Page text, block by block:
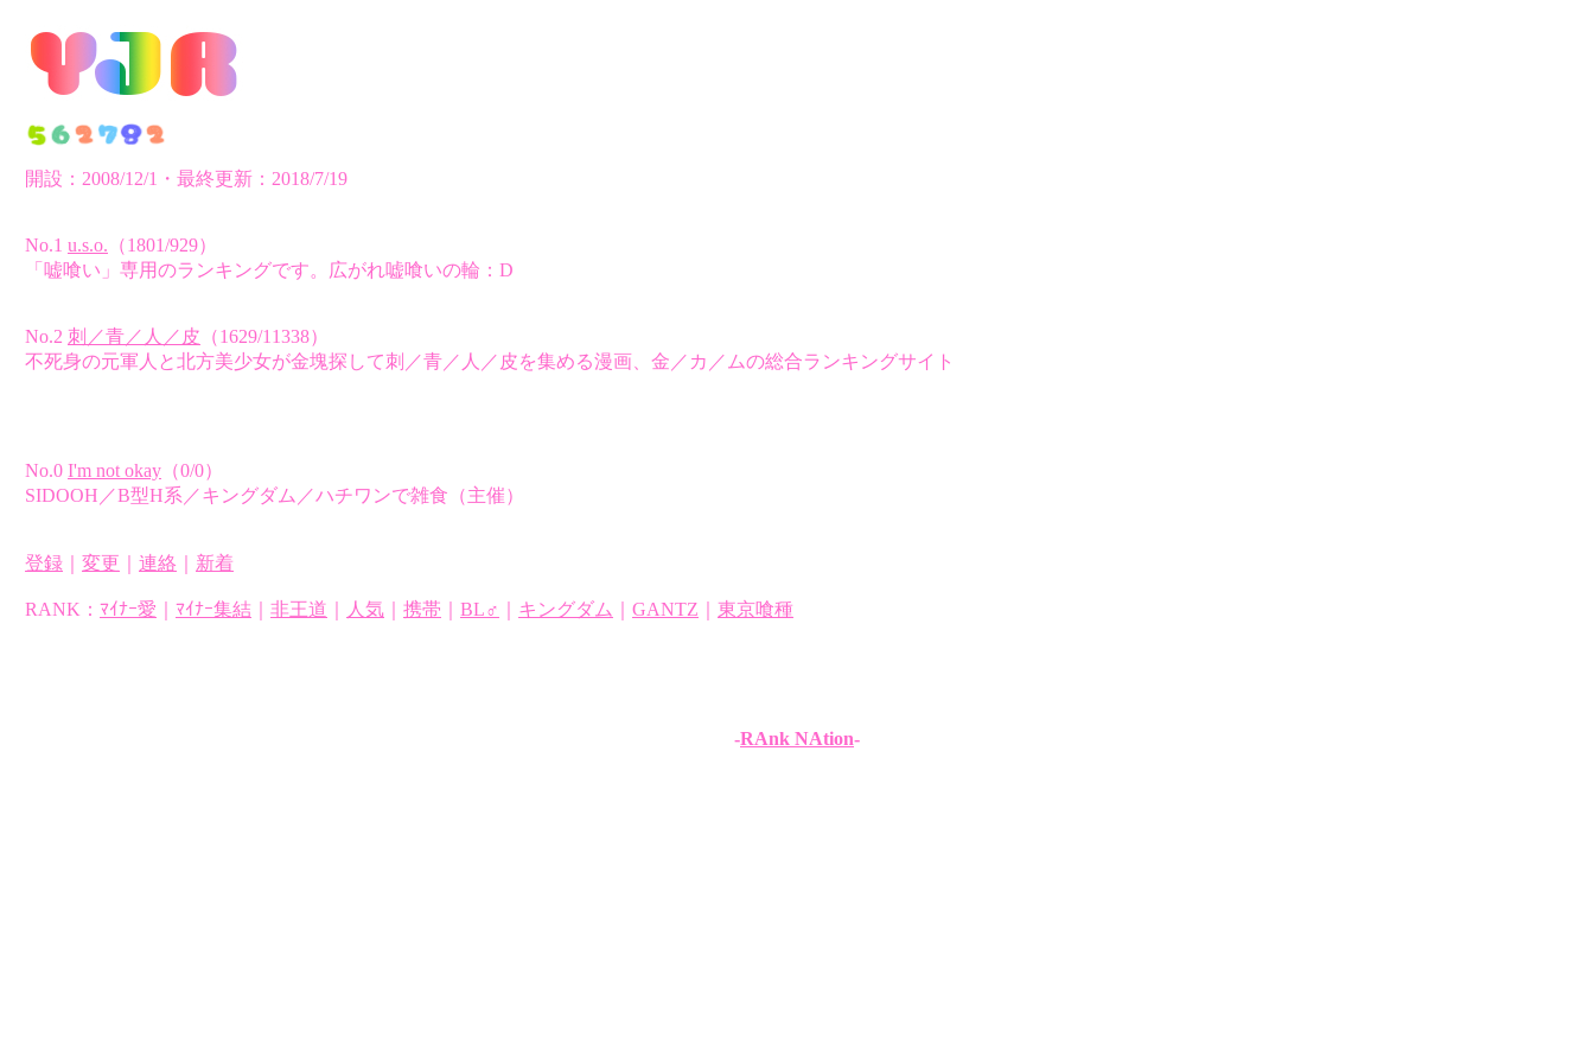
開設：2008/12/1・最終更新：2018/7/19
No.1 u.s.o. （1801/929）
「嘘喰い」専用のランキングです。広がれ嘘喰いの輪：D
No.2 刺／青／人／皮 （1629/11338）
不死身の元軍人と北方美少女が金塊探して刺／青／人／皮を集める漫画、金／カ／ムの総合ランキングサイト
No.0 I'm not okay （0/0）
SIDOOH／B型H系／キングダム／ハチワンで雑食（主催）
登録 変更 連絡 新着
RANK： ﾏｲﾅｰ愛 ﾏｲﾅｰ集結 非王道 人気 携帯 BL♂ キングダム GANTZ 東京喰種
-RAnk NAtion-